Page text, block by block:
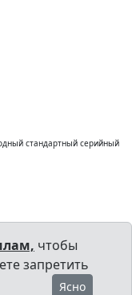
стандартный серийный
чтобы
запретить
Ясно